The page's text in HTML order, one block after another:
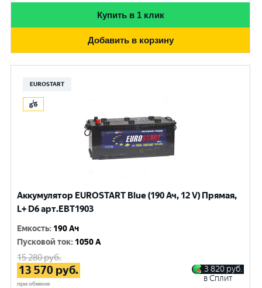
Купить в 1 клик
Добавить в корзину
EUROSTART
Аккумулятор EUROSTART Blue (190 Ач, 12 V) Прямая,
L+ D6 арт.EBT1903
Емкость: 190 Ач
Пусковой ток: 1050 A
15 280руб.
13 570 руб.
при обмене
3 820 руб.
в Сплит